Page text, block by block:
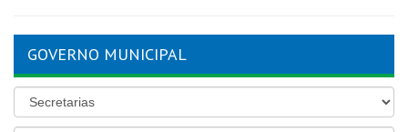
GOVERNO MUNICIPAL